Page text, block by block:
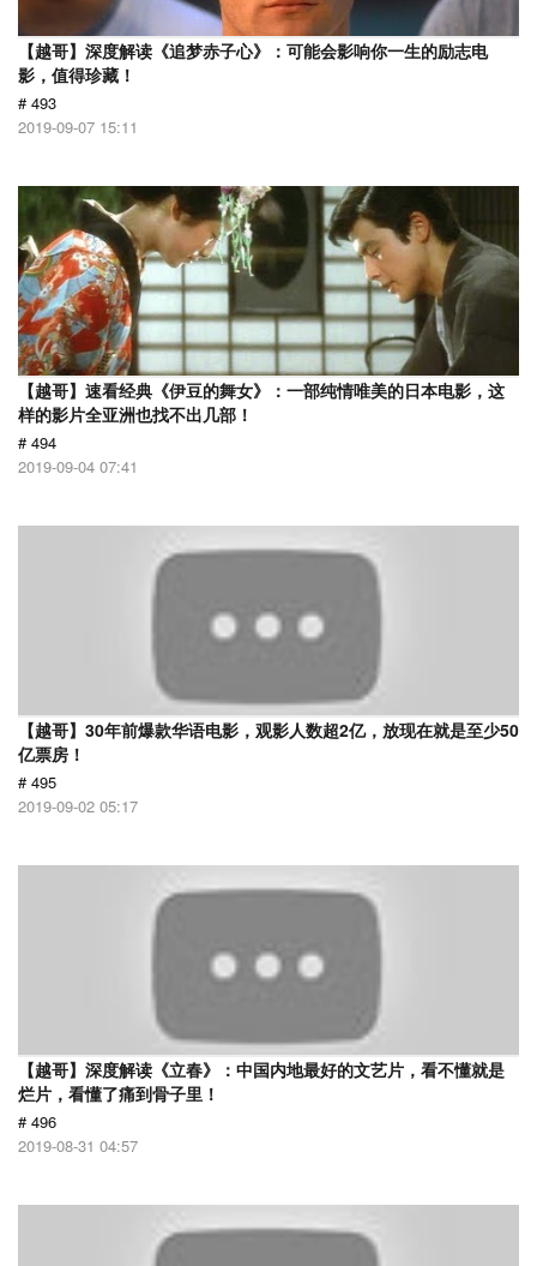
【越哥】深度解读《追梦赤子心》：可能会影响你一生的励志电
影，值得珍藏！
# 493
2019-09-07 15:11
【越哥】速看经典《伊豆的舞女》：一部纯情唯美的日本电影，这
样的影片全亚洲也找不出几部！
# 494
2019-09-04 07:41
【越哥】30年前爆款华语电影，观影人数超2亿，放现在就是至少50
亿票房！
# 495
2019-09-02 05:17
【越哥】深度解读《立春》：中国内地最好的文艺片，看不懂就是
烂片，看懂了痛到骨子里！
# 496
2019-08-31 04:57